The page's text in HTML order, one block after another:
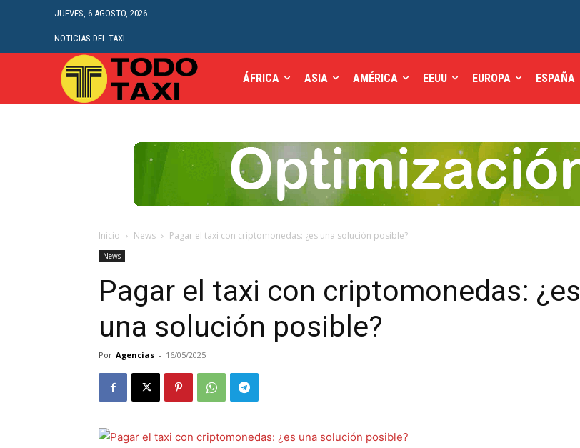
JUEVES, 6 AGOSTO, 2026
NOTICIAS DEL TAXI
ÁFRICA ASIA AMÉRICA EEUU EUROPA ESPAÑA
Inicio News Pagar el taxi con criptomonedas: ¿es una solución posible?
News
Pagar el taxi con criptomonedas: ¿es
una solución posible?
Por Agencias - 16/05/2025